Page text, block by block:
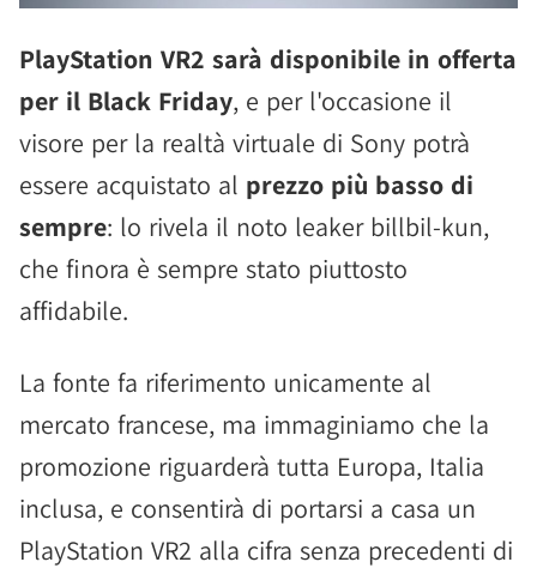
PlayStation VR2 sarà disponibile in offerta
per il Black Friday, e per l'occasione il
visore per la realtà virtuale di Sony potrà
essere acquistato al prezzo più basso di
sempre: lo rivela il noto leaker billbil-kun,
che finora è sempre stato piuttosto
affidabile.
La fonte fa riferimento unicamente al
mercato francese, ma immaginiamo che la
promozione riguarderà tutta Europa, Italia
inclusa, e consentirà di portarsi a casa un
PlayStation VR2 alla cifra senza precedenti di